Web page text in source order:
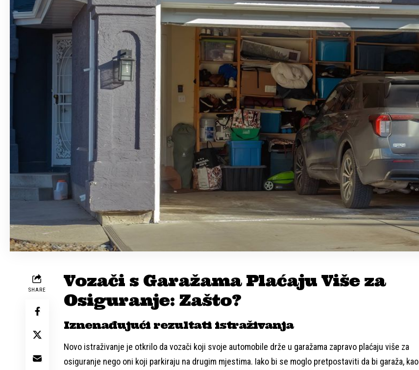
SHARE
Vozači s Garažama Plaćaju Više za
Osiguranje: Zašto?
Iznenađujući rezultati istraživanja
Novo istraživanje je otkrilo da vozači koji svoje automobile drže u garažama zapravo plaćaju više za
osiguranje nego oni koji parkiraju na drugim mjestima. Iako bi se moglo pretpostaviti da bi garaža, kao